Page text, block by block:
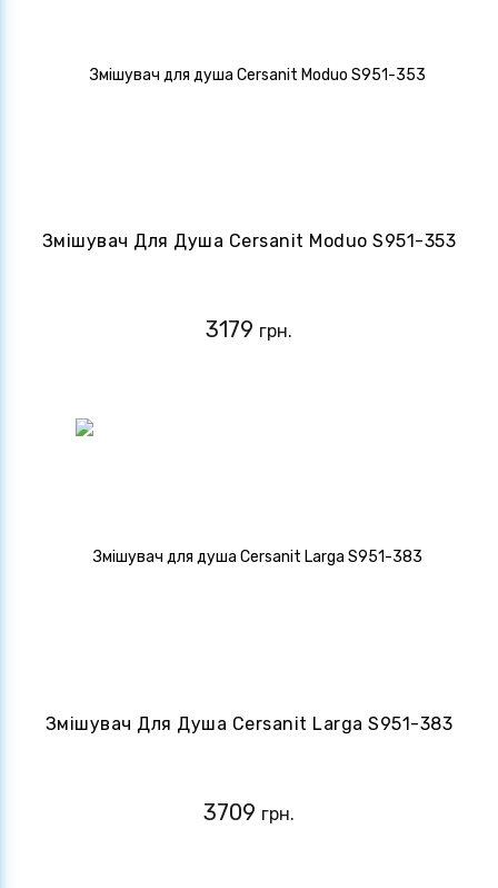
Змішувач Для Душа Cersanit Moduo S951-353
3179 грн.
Змішувач Для Душа Cersanit Larga S951-383
3709 грн.